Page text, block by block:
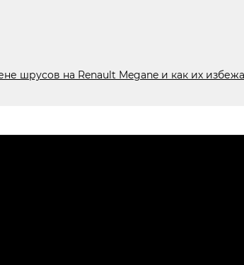
шрусов на Renault Megane и как их